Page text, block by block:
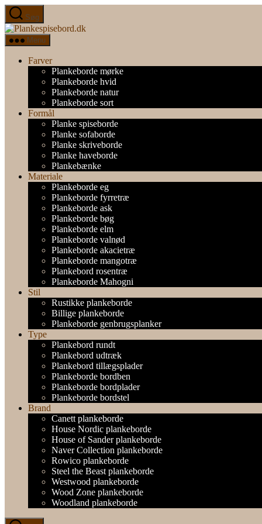
Spring
til
indholdet
Søg
Plankespisebord.dk
Menu
Farver
Plankeborde mørke
Plankeborde hvid
Plankeborde natur
Plankeborde sort
Formål
Planke spiseborde
Planke sofaborde
Planke skriveborde
Planke haveborde
Plankebænke
Materiale
Plankeborde eg
Plankeborde fyrretræ
Plankeborde ask
Plankeborde bøg
Plankeborde elm
Plankeborde valnød
Plankeborde akacietræ
Plankeborde mangotræ
Plankebord rosentræ
Plankeborde Mahogni
Stil
Rustikke plankeborde
Billige plankeborde
Plankeborde genbrugsplanker
Type
Plankebord rundt
Plankebord udtræk
Plankebord tillægsplader
Plankeborde bordben
Plankeborde bordplader
Plankeborde bordstel
Brand
Canett plankeborde
House Nordic plankeborde
House of Sander plankeborde
Naver Collection plankeborde
Rowico plankeborde
Steel the Beast plankeborde
Westwood plankeborde
Wood Zone plankeborde
Woodland plankeborde